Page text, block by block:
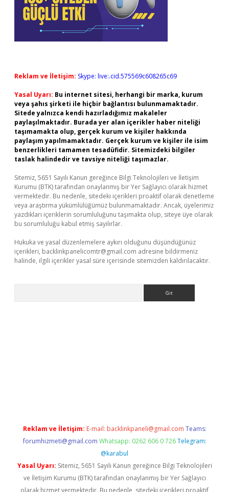
Reklam ve İletişim: Skype: live:.cid.575569c608265c69
Yasal Uyarı: Bu internet sitesi, herhangi bir marka, kurum
veya şahıs şirketi ile hiçbir bağlantısı bulunmamaktadır.
Sitede yalnızca kendi hazırladığımız makaleler
paylaşılmaktadır. Burada yer alan içerikler haber niteliği
taşımamakta olup, gerçek kurum ve kişiler hakkında
paylaşım yapılmamaktadır. Gerçek kurum ve kişiler ile isim
benzerlikleri tamamen tesadüfidir. Sitemizdeki bilgiler
taslak halindedir ve tavsiye niteliği taşımazlar.
Sitemiz, 5651 Sayılı Kanun gereğince Bilgi Teknolojileri ve İletişim
Kurumu (BTK) tarafından onaylanmış bir Yer Sağlayıcı olarak hizmet
vermektedir. Bu nedenle, sitedeki içerikleri proaktif olarak denetleme
veya araştırma yükümlülüğümüz bulunmamaktadır. Ancak, üyelerimiz
yazdıkları içeriklerin sorumluluğunu taşımakta olup, siteye üye olarak
bu sorumluluğu kabul etmiş sayılırlar.
Hukuka ve yasal düzenlemelere aykırı olduğunu düşündüğünüz
içerikleri, backlinkpanelicomtr@gmail.com adresine bildirmeniz
halinde, ilgili içerikler yasal süre içerisinde sitemizden kaldırılacaktır.
Reklam ve İletişim: E-mail: backlinkpaneli@gmail.com Teams:
forumhizmeti@gmail.com Whatsapp: 0262 606 0 726 Telegram:
@karabul
Yasal Uyarı: Sitemiz, 5651 Sayılı Kanun gereğince Bilgi Teknolojileri
ve İletişim Kurumu (BTK) tarafından onaylanmış bir Yer Sağlayıcı
olarak hizmet vermektedir. Bu nedenle, sitedeki içerikleri proaktif